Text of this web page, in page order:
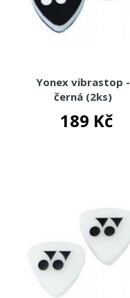
Yonex vibrastop -
černá (2ks)
189 Kč